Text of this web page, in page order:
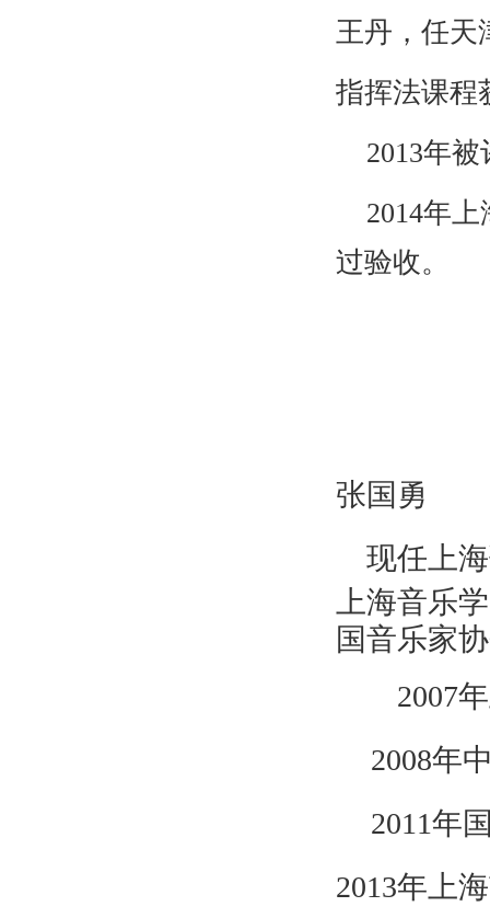
王丹，任天
指挥法课程
2013年被
2014年上
过验收。
张国勇
现任上
上海音乐
国音乐家
2007
2008年
2011年
2013年上